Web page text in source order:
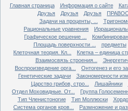
Главная страница Информация о сайте
Друзья
Друзья Друзья
Задачи на проценты, ...
Рациональные уравнения
Графическое решение ...
Площадь поверхности ...
предметы
Клеточная теория. Кл...
Клетка – единица
Взаимосвязь строения...
Воспроизведение орга...
Онтогенез и его
Генетические задачи
Закономерности
Царство грибов, стро...
Лишайники
Отдел Моховидные. От...
Группа
Тип Членистоногие
Тип Моллюски
Система органов кров...
Размножение и